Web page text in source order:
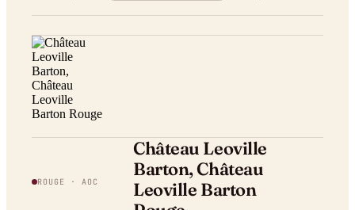
ROUGE · AOC
Château Leoville
Barton, Château
Leoville Barton